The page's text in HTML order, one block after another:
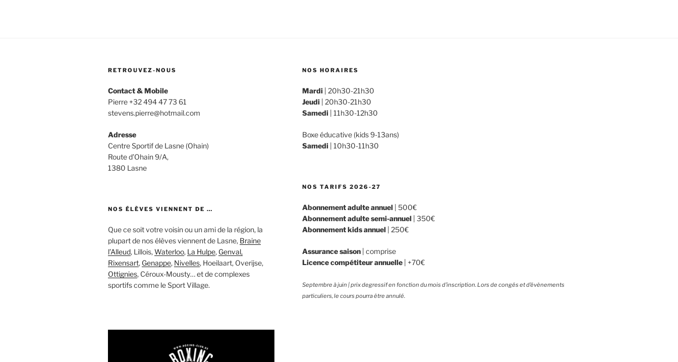
RETROUVEZ-NOUS
Contact & Mobile
Pierre +32 494 47 73 61
stevens.pierre@hotmail.com
Adresse
Centre Sportif de Lasne (Ohain)
Route d’Ohain 9/A,
1380 Lasne
NOS ÉLÈVES VIENNENT DE …
Que ce soit votre voisin ou un ami de la région, la
plupart de nos élèves viennent de Lasne, Braine
l’Alleud, Lillois,Waterloo, La Hulpe, Genval,
Rixensart, Genappe, Nivelles, Hoeilaart, Overijse,
Ottignies, Céroux-Mousty… et de complexes
sportifs comme le Sport Village.
NOS HORAIRES
Mardi| 20h30-21h30
Jeudi| 20h30-21h30
Samedi| 11h30-12h30
Boxe éducative (kids 9-13ans)
Samedi| 10h30-11h30
NOS TARIFS 2026-27
Abonnement adulte annuel| 500€
Abonnement adulte semi-annuel| 350€
Abonnement kids annuel| 250€
Assurance saison| comprise
Licence compétiteur annuelle| +70€
Septembre à juin | prix degressif en fonction du mois d’inscription.Lors de congés et d’évènements
particuliers, le cours pourra être annulé.